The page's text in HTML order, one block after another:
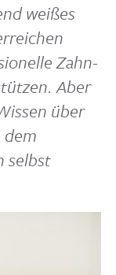
weißes
Zahn­
Aber
über
dem
selbst